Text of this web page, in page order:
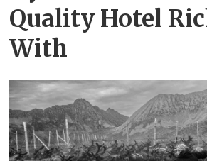
Quality Hotel
With